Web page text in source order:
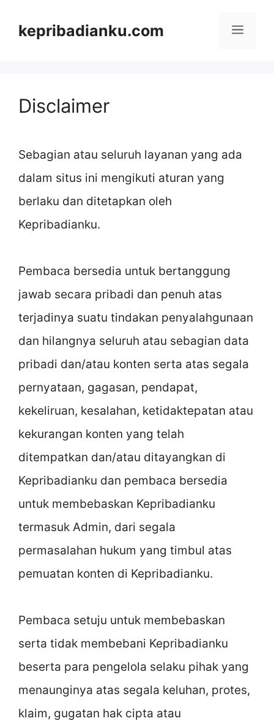
kepribadianku.com Menu
Disclaimer
Sebagian atau seluruh layanan yang ada
dalam situs ini mengikuti aturan yang
berlaku dan ditetapkan oleh
Kepribadianku.
Pembaca bersedia untuk bertanggung
jawab secara pribadi dan penuh atas
terjadinya suatu tindakan penyalahgunaan
dan hilangnya seluruh atau sebagian data
pribadi dan/atau konten serta atas segala
pernyataan, gagasan, pendapat,
kekeliruan, kesalahan, ketidaktepatan atau
kekurangan konten yang telah
ditempatkan dan/atau ditayangkan di
Kepribadianku dan pembaca bersedia
untuk membebaskan Kepribadianku
termasuk Admin, dari segala
permasalahan hukum yang timbul atas
pemuatan konten di Kepribadianku.
Pembaca setuju untuk membebaskan
serta tidak membebani Kepribadianku
beserta para pengelola selaku pihak yang
menaunginya atas segala keluhan, protes,
klaim, gugatan hak cipta atau